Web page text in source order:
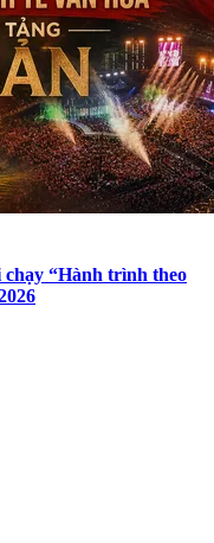
chạy “Hành trình theo